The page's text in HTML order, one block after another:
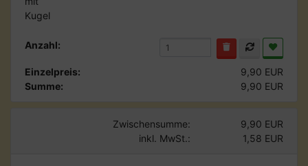
Anzahl:
Einzelpreis:
9,90 EUR
Summe:
9,90 EUR
Zwischensumme:
9,90 EUR
inkl. MwSt.:
1,58 EUR